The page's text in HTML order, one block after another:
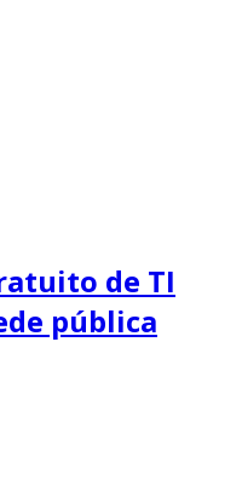
de TI
pública